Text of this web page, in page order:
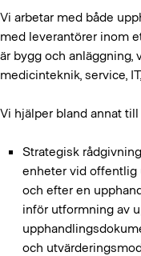
Vi arbetar med både
med leverantörer inom
är bygg och anläggning,
medicinteknik, service,
Vi hjälper bland annat
Strategisk
enheter vid offentlig
och efter en
inför utformning av
och